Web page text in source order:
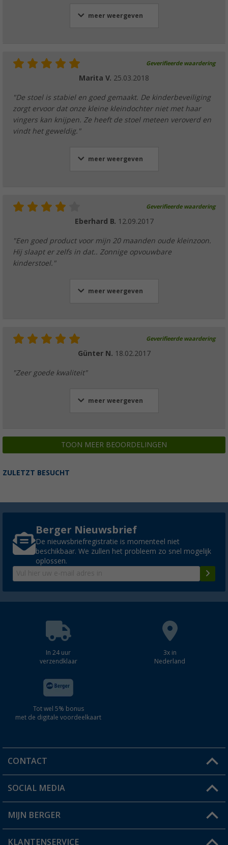
meer weergeven
Geverifieerde waardering
Marita V. 25.03.2018
"De stoel is stabiel en goed gemaakt. De kinderbeveiliging
zorgt ervoor dat onze kleine kleindochter niet met haar
vingers kan knijpen. Ze heeft de stoel meteen veroverd en
vindt het geweldig."
meer weergeven
Geverifieerde waardering
Eberhard B. 12.09.2017
"Een goed product voor mijn 20 maanden oude kleinzoon.
Hij slaapt er zelfs in dat.. Zonnige opvouwbare
kinderstoel."
meer weergeven
Geverifieerde waardering
Günter N. 18.02.2017
"Zeer goede kwaliteit"
meer weergeven
TOON MEER BEOORDELINGEN
ZULETZT BESUCHT
Berger Nieuwsbrief
De nieuwsbriefregistratie is momenteel niet
beschikbaar. We zullen het probleem zo snel mogelijk
oplossen.
In 24 uur
verzendklaar
3x in
Nederland
Tot wel 5% bonus
met de digitale voordeelkaart
CONTACT
Een vraag?
Winkel vinden
SOCIAL MEDIA
MIJN BERGER
KLANTENSERVICE